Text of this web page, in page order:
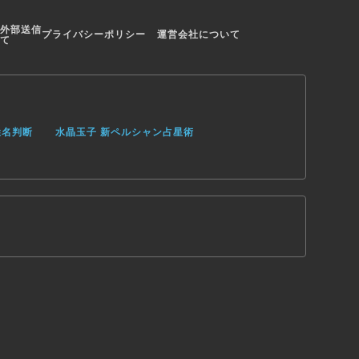
部送信プライバシーポリシー 運営会社について
判断
水晶玉子 新ペルシャン占星術